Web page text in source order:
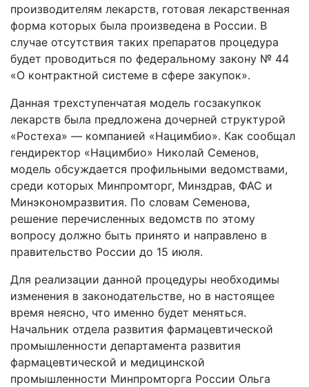
производителям лекарств, готовая лекарственная
форма которых была произведена в России. В
случае отсутствия таких препаратов процедура
будет проводиться по федеральному закону № 44
«О контрактной системе в сфере закупок».
Данная трехступенчатая модель госзакупкок
лекарств была предложена дочерней структурой
«Ростеха» — компанией «Нацимбио». Как сообщал
гендиректор «Нацимбио» Николай Семенов,
модель обсуждается профильными ведомствами,
среди которых Минпромторг, Минздрав, ФАС и
Минэкономразвития. По словам Семенова,
решение перечисленных ведомств по этому
вопросу должно быть принято и направлено в
правительство России до 15 июля.
Для реализации данной процедуры необходимы
изменения в законодательстве, но в настоящее
время неясно, что именно будет меняться.
Начальник отдела развития фармацевтической
промышленности департамента развития
фармацевтической и медицинской
промышленности Минпромторга России Ольга